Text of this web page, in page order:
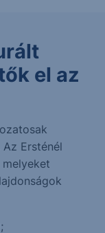
el az
Ersténél